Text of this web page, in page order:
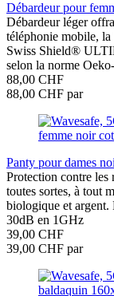
Débardeur pour
Débardeur léger
téléphonie mobile,
Swiss Shield®
selon la norme
88,00 CHF
88,00 CHF par
Panty pour dames
Protection contre les
toutes sortes, à tout
biologique et
30dB en 1GHz
39,00 CHF
39,00 CHF par